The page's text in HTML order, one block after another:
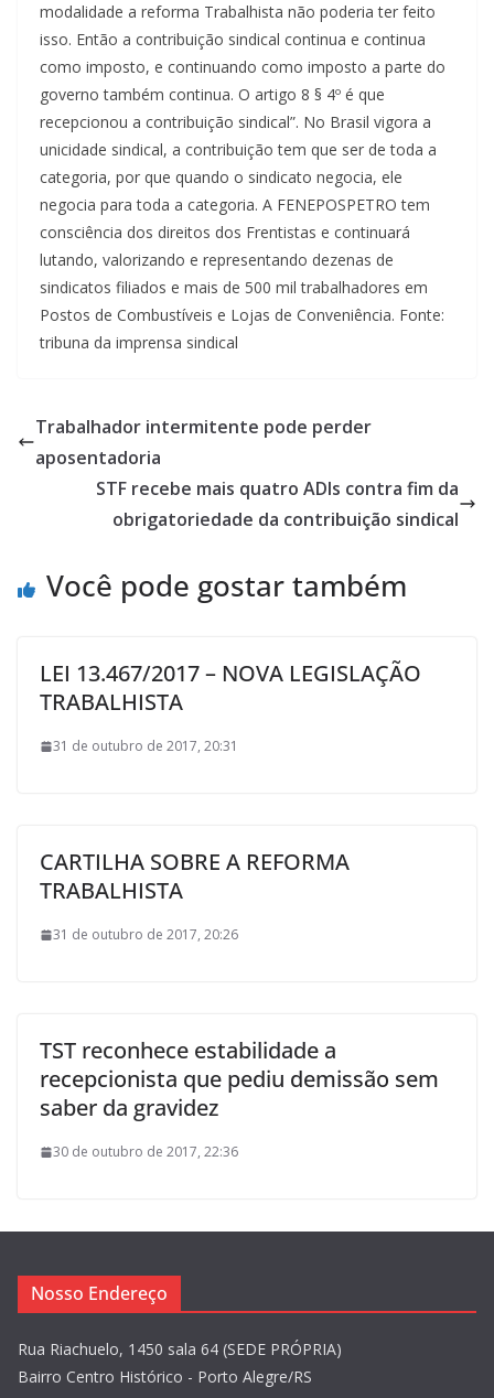
modalidade a reforma Trabalhista não poderia ter feito
isso. Então a contribuição sindical continua e continua
como imposto, e continuando como imposto a parte do
governo também continua. O artigo 8 § 4º é que
recepcionou a contribuição sindical”. No Brasil vigora a
unicidade sindical, a contribuição tem que ser de toda a
categoria, por que quando o sindicato negocia, ele
negocia para toda a categoria. A FENEPOSPETRO tem
consciência dos direitos dos Frentistas e continuará
lutando, valorizando e representando dezenas de
sindicatos filiados e mais de 500 mil trabalhadores em
Postos de Combustíveis e Lojas de Conveniência. Fonte:
tribuna da imprensa sindical
Trabalhador intermitente pode perder
aposentadoria
STF recebe mais quatro ADIs contra fim da
obrigatoriedade da contribuição sindical
Você pode gostar também
LEI 13.467/2017 – NOVA LEGISLAÇÃO
TRABALHISTA
31 de outubro de 2017, 20:31
CARTILHA SOBRE A REFORMA
TRABALHISTA
31 de outubro de 2017, 20:26
TST reconhece estabilidade a
recepcionista que pediu demissão sem
saber da gravidez
30 de outubro de 2017, 22:36
Nosso Endereço
Rua Riachuelo, 1450 sala 64 (SEDE PRÓPRIA)
Bairro Centro Histórico - Porto Alegre/RS